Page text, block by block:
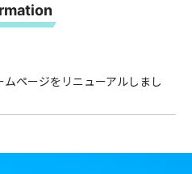
ページをリニューアルしまし